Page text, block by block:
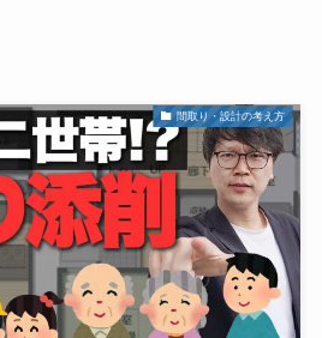
間取り・設計の考え方